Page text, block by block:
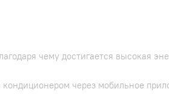
чему достигается высокая
через мобильное